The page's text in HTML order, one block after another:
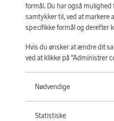
formål. Du har også
samtykker til, ved at markere
specifikke formål og derefter
Hvis du ønsker at ændre dit
ved at klikke på "Administrer
Nødvendige
Statistiske